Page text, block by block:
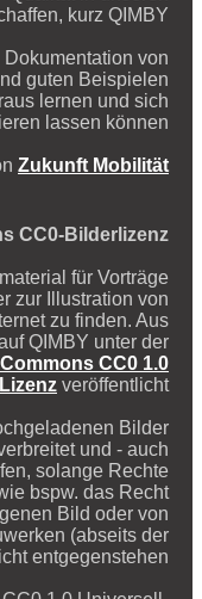
kurz QIMBY.
von
guten Beispielen
lernen und sich
lassen können.
Zukunft Mobilität
CC0-Bilderlizenz
für Vorträge
zur Illustration von
zu finden. Aus
QIMBY unter der
CC0 1.0
veröffentlicht.
Bilder
und - auch
solange Rechte
bspw. das Recht
Bild oder von
(abseits der
entgegenstehen.